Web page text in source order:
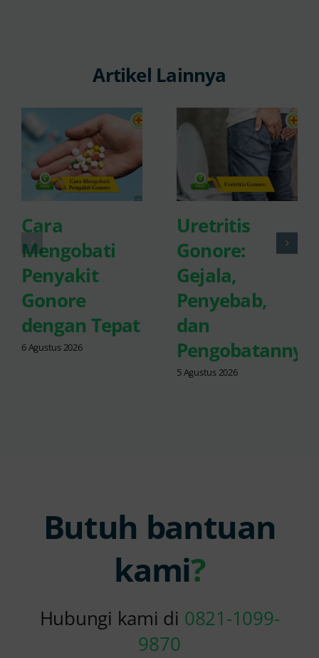
Artikel Lainnya
Cara
Mengobati
Penyakit
Gonore
dengan Tepat
6 Agustus 2026
Uretritis
Gonore:
Gejala,
Penyebab,
dan
Pengobatannya
5 Agustus 2026
Butuh bantuan
kami?
Hubungi kami di 0821-1099-
9870